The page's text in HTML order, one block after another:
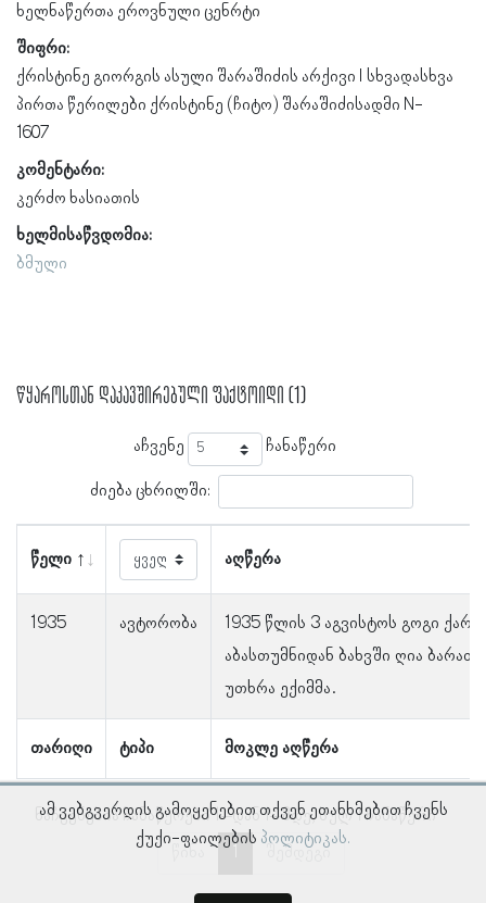
ხელნაწერთა ეროვნული ცენრტი
შიფრი:
ქრისტინე გიორგის ასული შარაშიძის არქივი l სხვადასხვა
პირთა წერილები ქრისტინე (ჩიტო) შარაშიძისადმი N-
1607
კომენტარი:
კერძო ხასიათის
ხელმისაწვდომია:
ბმული
წყაროსთან დაკავშირებული ფაქტოიდი (1)
აჩვენე ჩანაწერი
ძიება ცხრილში:
წელი აღწერა
თარიღი ტიპი მოკლე აღწერა
1935 ავტორობა
1935 წლის 3 აგვისტოს გოგი
აბასთუმნიდან ბახვში ღია
უთხრა ექიმმა.
ნაჩვენებია ჩანაწერები 1–დან 1–მდე, სულ 1 ჩანაწერი
წინა
შემდეგი
ამ ვებგვერდის გამოყენებით თქვენ ეთანხმებით ჩვენს
ქუქი-ფაილების პოლიტიკას.